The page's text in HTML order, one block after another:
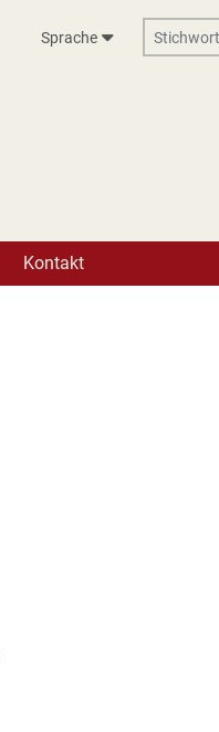
Sprache Stichwort
e.V.
Kontakt